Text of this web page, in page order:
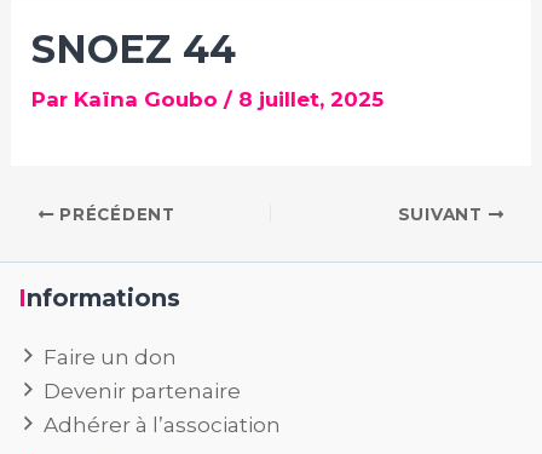
SNOEZ 44
Par Kaïna Goubo/ 8 juillet, 2025
PRÉCÉDENT SUIVANT
Informations
Faire un don
Devenir partenaire
Adhérer à l’association